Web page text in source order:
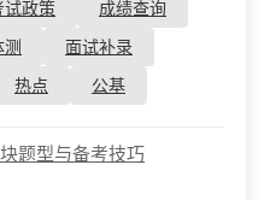
考试
试政策
成绩查询
测
面试补录
热点 公基
题型与备考技巧